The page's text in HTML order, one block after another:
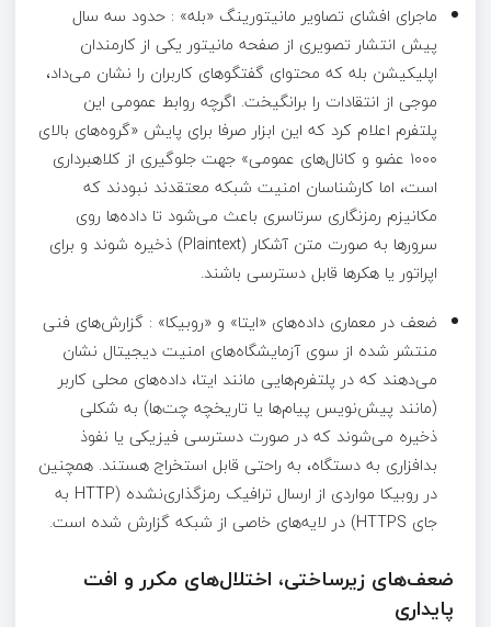
ماجرای افشای تصاویر مانیتورینگ «بله» : حدود سه سال
پیش انتشار تصویری از صفحه مانیتور یکی از کارمندان
اپلیکیشن بله که محتوای گفتگوهای کاربران را نشان می‌داد،
موجی از انتقادات را برانگیخت. اگرچه روابط عمومی این
پلتفرم اعلام کرد که این ابزار صرفا برای پایش «گروه‌های بالای
۱۰۰۰ عضو و کانال‌های عمومی» جهت جلوگیری از کلاهبرداری
است، اما کارشناسان امنیت شبکه معتقدند نبودند که
مکانیزم رمزنگاری سرتاسری باعث می‌شود تا داده‌ها روی
سرورها به صورت متن آشکار (Plaintext) ذخیره شوند و برای
اپراتور یا هکرها قابل دسترسی باشند.
ضعف در معماری داده‌های «ایتا» و «روبیکا» : گزارش‌های فنی
منتشر شده از سوی آزمایشگاه‌های امنیت دیجیتال نشان
می‌دهند که در پلتفرم‌هایی مانند ایتا، داده‌های محلی کاربر
(مانند پیش‌نویس پیام‌ها یا تاریخچه چت‌ها) به شکلی
ذخیره می‌شوند که در صورت دسترسی فیزیکی یا نفوذ
بدافزاری به دستگاه، به راحتی قابل استخراج هستند. همچنین
در روبیکا مواردی از ارسال ترافیک رمزگذاری‌نشده (HTTP به
جای HTTPS) در لایه‌های خاصی از شبکه گزارش شده است.
ضعف‌های زیرساختی، اختلال‌های مکرر و افت
پایداری